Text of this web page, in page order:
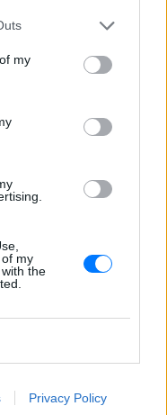
my
my
the
Privacy Policy
στο
στο Instagram